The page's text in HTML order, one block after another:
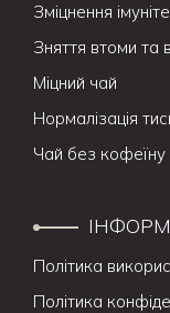
Зміцнення
Зняття втоми та
Міцний чай
Нормалізація
Чай без кофеїну
Політика
Політика